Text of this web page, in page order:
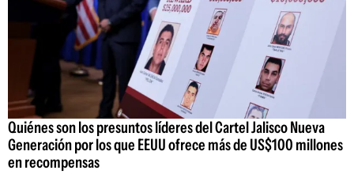
Quiénes son los presuntos líderes del Cartel Jalisco Nueva
Generación por los que EEUU ofrece más de US$100 millones
en recompensas